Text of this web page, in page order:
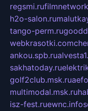
regsmi.ru
h2o-salon.ru
tango-perm.ru
webkrasotki.com
ankou.spb.ru
sakhatoday.ru
golf2club.msk.ru
multimodal.msk.ru
isz-fest.ruewnc.info